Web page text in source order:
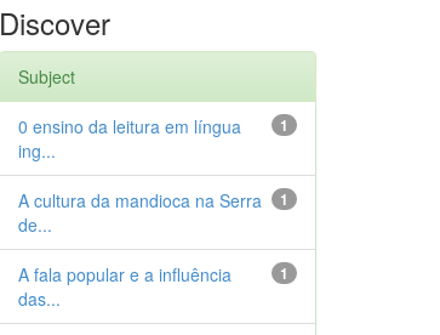
Discover
Subject
1
0 ensino da leitura em língua
ing...
1
A cultura da mandioca na Serra
de...
1
A fala popular e a influência
das...